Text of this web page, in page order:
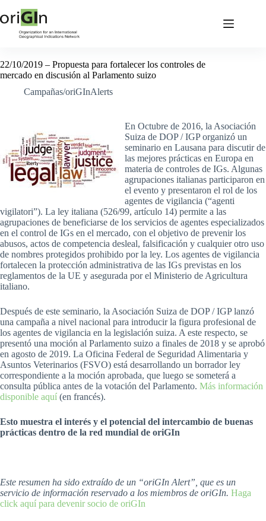
22/10/2019 – Propuesta para fortalecer los controles de
mercado en discusión al Parlamento suizo
Campañas/oriGInAlerts
En Octubre de 2016, la Asociación
Suiza de DOP / IGP organizó un
seminario en Lausana para discutir de
las mejores prácticas en Europa en
materia de controles de IGs. Algunas
agrupaciones italianas participaron en
el evento y presentaron el rol de los
agentes de vigilancia (“agenti
vigilatori”). La ley italiana (526/99, artículo 14) permite a las
agrupaciones de beneficiarse de los servicios de agentes especializados
en el control de IGs en el mercado, con el objetivo de prevenir los
abusos, actos de competencia desleal, falsificación y cualquier otro uso
de nombres protegidos prohibido por la ley. Los agentes de vigilancia
fortalecen la protección administrativa de las IGs previstas en los
reglamentos de la UE y asegurada por el Ministerio de Agricultura
italiano.
Después de este seminario, la Asociación Suiza de DOP / IGP lanzó
una campaña a nivel nacional para introducir la figura profesional de
los agentes de vigilancia en la legislación suiza. A este respecto, se
presentó una moción al Parlamento suizo a finales de 2018 y se aprobó
en agosto de 2019. La Oficina Federal de Seguridad Alimentaria y
Asuntos Veterinarios (FSVO) está desarrollando un borrador ley
correspondiente a la moción aprobada, que luego se someterá a
consulta pública antes de la votación del Parlamento. Más información
disponible aquí (en francés).
Esto muestra el interés y el potencial del intercambio de buenas
prácticas dentro de la red mundial de oriGIn
Este resumen ha sido extraído de un “oriGIn Alert”, que es un
servicio de información reservado a los miembros de oriGIn. Haga
click aquí para devenir socio de oriGIn